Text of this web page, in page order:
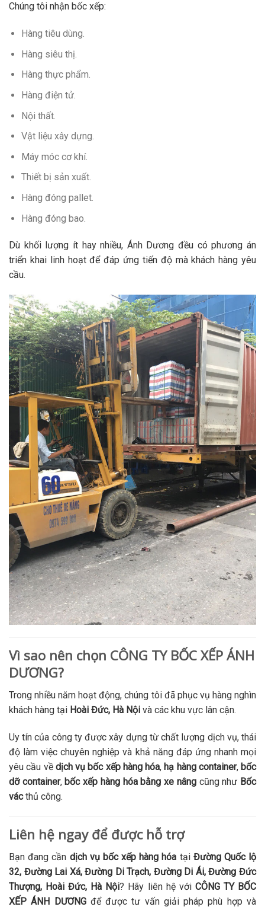
Chúng tôi nhận bốc xếp:
Hàng tiêu dùng.
Hàng siêu thị.
Hàng thực phẩm.
Hàng điện tử.
Nội thất.
Vật liệu xây dựng.
Máy móc cơ khí.
Thiết bị sản xuất.
Hàng đóng pallet.
Hàng đóng bao.
Dù khối lượng ít hay nhiều, Ánh Dương đều có phương án
triển khai linh hoạt để đáp ứng tiến độ mà khách hàng yêu
cầu.
Vì sao nên chọn CÔNG TY BỐC XẾP ÁNH
DƯƠNG?
Trong nhiều năm hoạt động, chúng tôi đã phục vụ hàng nghìn
khách hàng tại Hoài Đức, Hà Nội và các khu vực lân cận.
Uy tín của công ty được xây dựng từ chất lượng dịch vụ, thái
độ làm việc chuyên nghiệp và khả năng đáp ứng nhanh mọi
yêu cầu về dịch vụ bốc xếp hàng hóa, hạ hàng container, bốc
dỡ container, bốc xếp hàng hóa bằng xe nângcũng như Bốc
vácthủ công.
Liên hệ ngay để được hỗ trợ
Bạn đang cần dịch vụ bốc xếp hàng hóa tại Đường Quốc lộ
32, Đường Lai Xá, Đường Di Trạch, Đường Di Ái, Đường Đức
Thượng, Hoài Đức, Hà Nội? Hãy liên hệ với CÔNG TY BỐC
XẾP ÁNH DƯƠNGđể được tư vấn giải pháp phù hợp và